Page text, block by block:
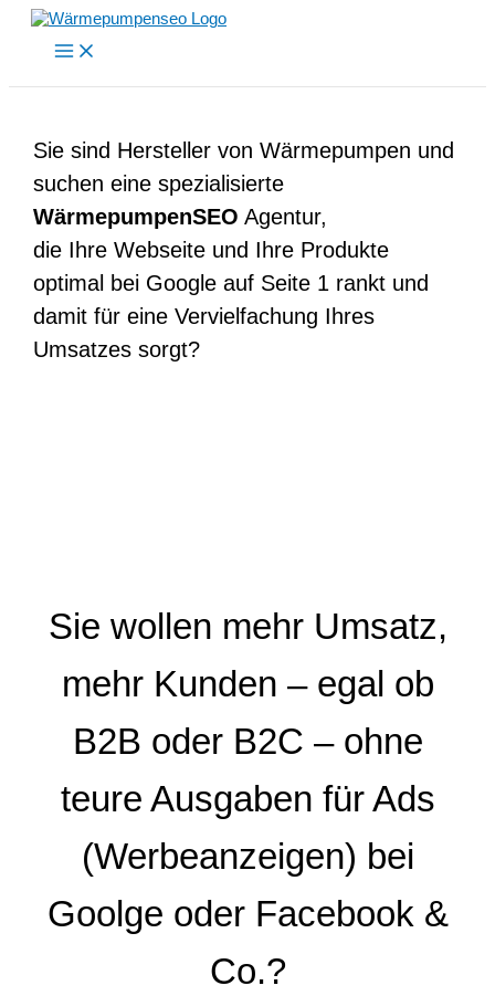
Zum
springen
Sie sind Hersteller von Wärmepumpen und
suchen eine spezialisierte
WärmepumpenSEO Agentur,
die Ihre Webseite und Ihre Produkte
optimal bei Google auf Seite 1 rankt und
damit für eine Vervielfachung Ihres
Umsatzes sorgt?
Sie wollen mehr Umsatz,
mehr Kunden – egal ob
B2B oder B2C – ohne
teure Ausgaben für Ads
(Werbeanzeigen) bei
Goolge oder Facebook &
Co.?